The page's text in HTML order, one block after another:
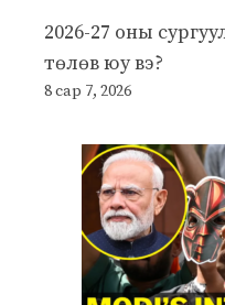
2026-27 оны
төлөв юу вэ?
8 сар 7, 2026